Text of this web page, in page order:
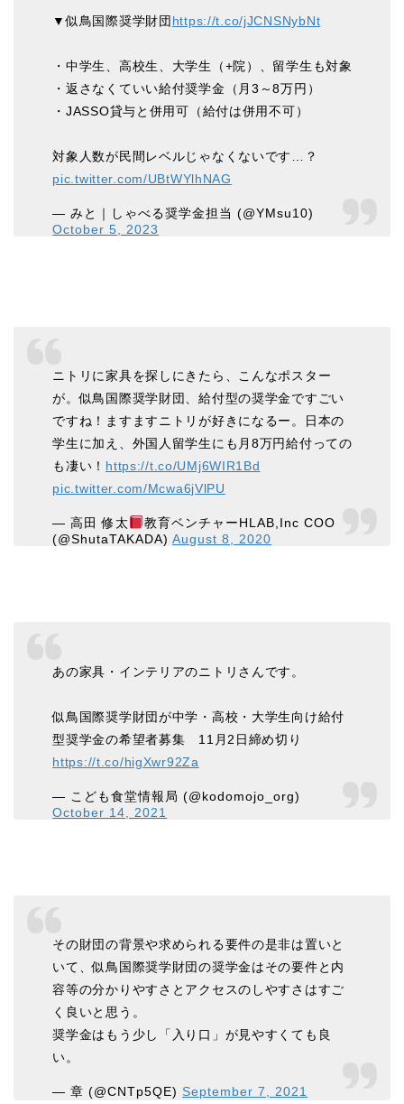
▼似鳥国際奨学財団https://t.co/jJCNSNybNt
・中学生、高校生、大学生（+院）、留学生も対象
・返さなくていい給付奨学金（月3～8万円）
・JASSO貸与と併用可（給付は併用不可）
対象人数が民間レベルじゃなくないです…？
pic.twitter.com/UBtWYlhNAG
— みと｜しゃべる奨学金担当 (@YMsu10)
October 5, 2023
ニトリに家具を探しにきたら、こんなポスター
が。似鳥国際奨学財団、給付型の奨学金ですごい
ですね！ますますニトリが好きになるー。日本の
学生に加え、外国人留学生にも月8万円給付っての
も凄い！ https://t.co/UMj6WIR1Bd
pic.twitter.com/Mcwa6jVlPU
— 高田 修太
教育ベンチャーHLAB,Inc COO
(@ShutaTAKADA)August 8, 2020
あの家具・インテリアのニトリさんです。
似鳥国際奨学財団が中学・高校・大学生向け給付
型奨学金の希望者募集 11月2日締め切り
https://t.co/higXwr92Za
— こども食堂情報局 (@kodomojo_org)
October 14, 2021
その財団の背景や求められる要件の是非は置いと
いて、似鳥国際奨学財団の奨学金はその要件と内
容等の分かりやすさとアクセスのしやすさはすご
く良いと思う。
奨学金はもう少し「入り口」が見やすくても良
い。
— 章 (@CNTp5QE) September 7, 2021